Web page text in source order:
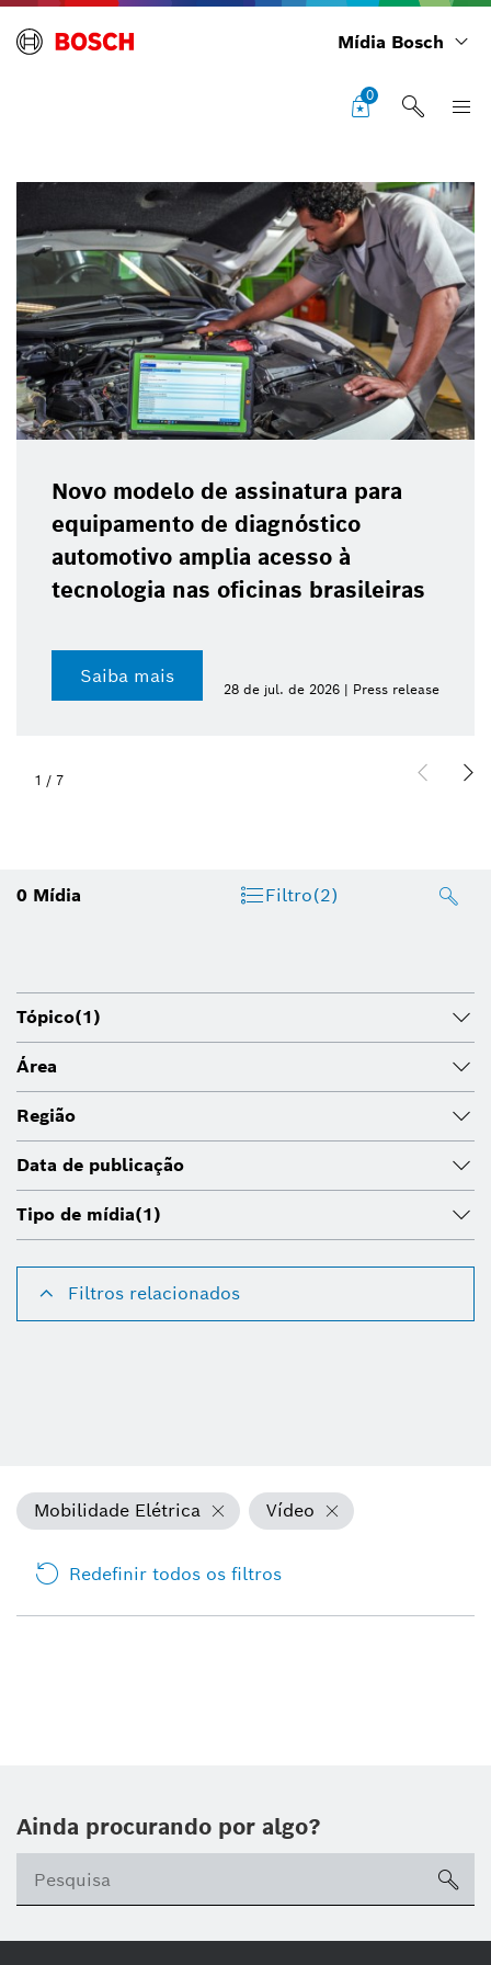
Mídia Bosch
0
Novo modelo de assinatura para
equipamento de diagnóstico
automotivo amplia acesso à
tecnologia nas oficinas brasileiras
Saiba mais
28 de jul. de 2026 | Press release
1 / 7
0 Mídia Filtro(2)
Tópico(1)
Área
Região
Data de publicação
Tipo de mídia(1)
Filtros relacionados
Mobilidade Elétrica Vídeo
Redefinir todos os filtros
Ainda procurando por algo?